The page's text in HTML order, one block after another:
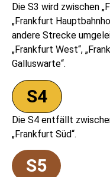
Die S3 wird zwischen
„Frankfurt
andere Strecke
„Frankfurt West“,
Galluswarte“.
S4
Die S4 entfällt
„Frankfurt Süd“.
S5